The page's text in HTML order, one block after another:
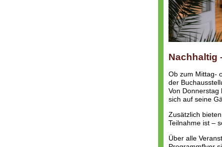
Nachhaltig
Ob zum Mittag-
der
Von
sich auf seine
Zusätzlich
Teilnahme ist –
Über alle